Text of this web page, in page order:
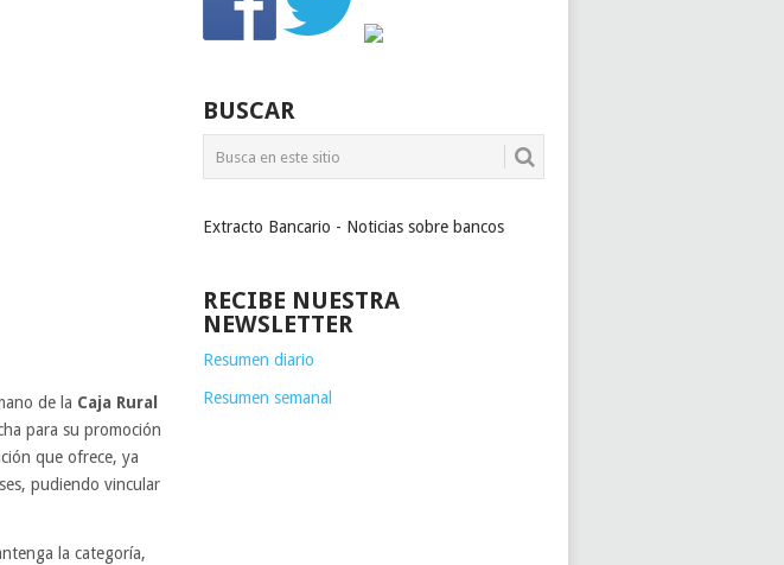
de la Caja Rural
para su promoción
que ofrece, ya
pudiendo vincular
la categoría,
BUSCAR
Extracto Bancario - Noticias sobre bancos
RECIBE NUESTRA
NEWSLETTER
Resumen diario
Resumen semanal